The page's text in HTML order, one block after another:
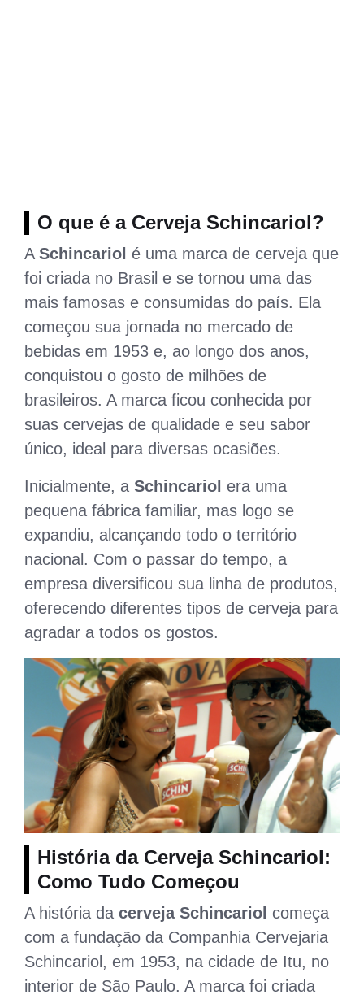
O que é a Cerveja Schincariol?
A Schincariol é uma marca de cerveja que
foi criada no Brasil e se tornou uma das
mais famosas e consumidas do país. Ela
começou sua jornada no mercado de
bebidas em 1953 e, ao longo dos anos,
conquistou o gosto de milhões de
brasileiros. A marca ficou conhecida por
suas cervejas de qualidade e seu sabor
único, ideal para diversas ocasiões.
Inicialmente, a Schincariol era uma
pequena fábrica familiar, mas logo se
expandiu, alcançando todo o território
nacional. Com o passar do tempo, a
empresa diversificou sua linha de produtos,
oferecendo diferentes tipos de cerveja para
agradar a todos os gostos.
História da Cerveja Schincariol:
Como Tudo Começou
A história da cerveja Schincariol começa
com a fundação da Companhia Cervejaria
Schincariol, em 1953, na cidade de Itu, no
interior de São Paulo. A marca foi criada